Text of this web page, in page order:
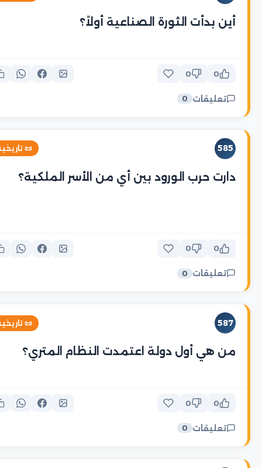
أين بدأت الثورة الصناعية أولاً؟
0
0
تعليقات 0
585
📜
دارت حرب الورود بين أي من الأسر الملكية؟
0
0
تعليقات 0
587
📜
من هي أول دولة اعتمدت النظام المتري؟
0
0
تعليقات 0